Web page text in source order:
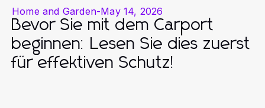
Home and Garden-May 14, 2026
Bevor Sie mit dem Carport
beginnen: Lesen Sie dies zuerst
für effektiven Schutz!